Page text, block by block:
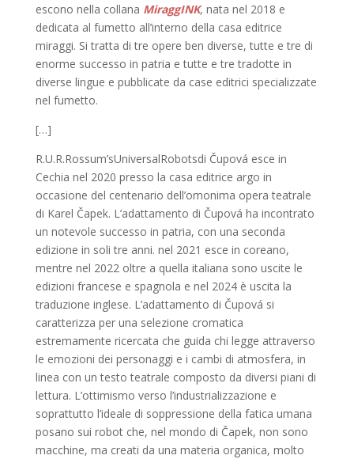
escono nella collana MiraggINK, nata nel 2018 e
dedicata al fumetto all’interno della casa editrice
miraggi. Si tratta di tre opere ben diverse, tutte e tre di
enorme successo in patria e tutte e tre tradotte in
diverse lingue e pubblicate da case editrici specializzate
nel fumetto.
[…]
R.U.R.Rossum’sUniversalRobotsdi Čupová esce in
Cechia nel 2020 presso la casa editrice argo in
occasione del centenario dell’omonima opera teatrale
di Karel Čapek. L’adattamento di Čupová ha incontrato
un notevole successo in patria, con una seconda
edizione in soli tre anni. nel 2021 esce in coreano,
mentre nel 2022 oltre a quella italiana sono uscite le
edizioni francese e spagnola e nel 2024 è uscita la
traduzione inglese. L’adattamento di Čupová si
caratterizza per una selezione cromatica
estremamente ricercata che guida chi legge attraverso
le emozioni dei personaggi e i cambi di atmosfera, in
linea con un testo teatrale composto da diversi piani di
lettura. L’ottimismo verso l’industrializzazione e
soprattutto l’ideale di soppressione della fatica umana
posano sui robot che, nel mondo di Čapek, non sono
macchine, ma creati da una materia organica, molto